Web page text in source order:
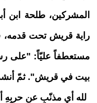
المشركين، طلحة ابن
راية قريش تحت قدمه،
مستعطفاً عليّاً: "على
بيت في قريش". ثمّ
لله أي مذنّبٍ عن حربِهِ